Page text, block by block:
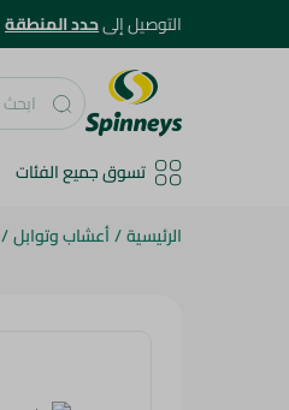
التوصيل إلىحدد المنطقة
تسوق جميع الفئات
الرئيسية/أعشاب وتوابل/